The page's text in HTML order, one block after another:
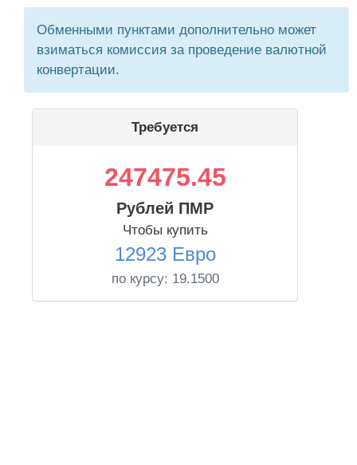
Обменными пунктами дополнительно может
взиматься комиссия за проведение валютной
конвертации.
Требуется
247475.45
Рублей ПМР
Чтобы купить
12923 Евро
по курсу: 19.1500